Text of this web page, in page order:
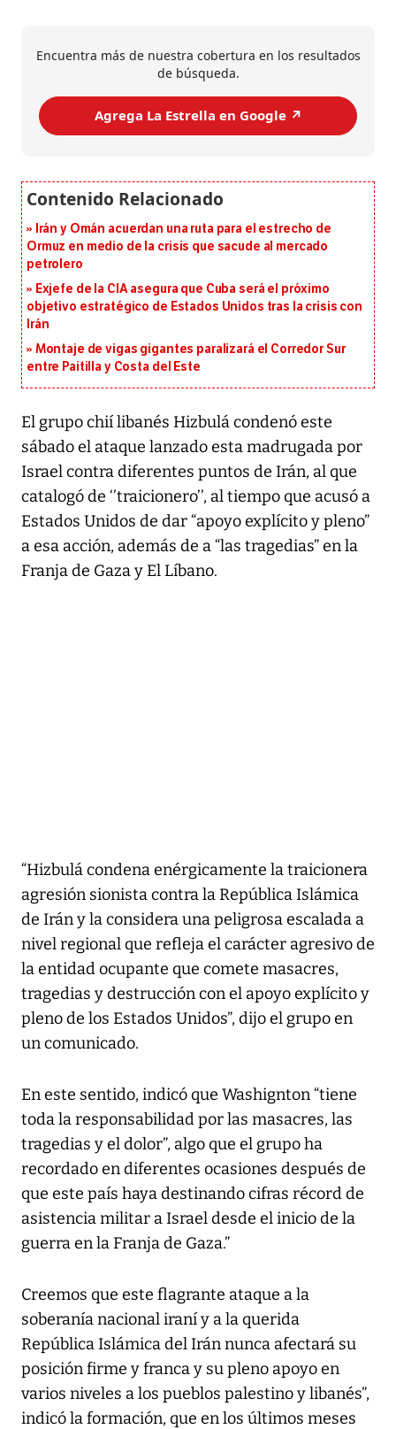
Encuentra más de nuestra cobertura en los resultados
de búsqueda.
Agrega La Estrella en Google ↗️
Irán y Omán acuerdan una ruta para el estrecho de
Ormuz en medio de la crisis que sacude al mercado
petrolero
Exjefe de la CIA asegura que Cuba será el próximo
objetivo estratégico de Estados Unidos tras la crisis con
Irán
Montaje de vigas gigantes paralizará el Corredor Sur
entre Paitilla y Costa del Este
El grupo chií libanés Hizbulá condenó este
sábado el ataque lanzado esta madrugada por
Israel contra diferentes puntos de Irán, al que
catalogó de ‘’traicionero’’, al tiempo que acusó a
Estados Unidos de dar “apoyo explícito y pleno”
a esa acción, además de a “las tragedias” en la
Franja de Gaza y El Líbano.
“Hizbulá condena enérgicamente la traicionera
agresión sionista contra la República Islámica
de Irán y la considera una peligrosa escalada a
nivel regional que refleja el carácter agresivo de
la entidad ocupante que comete masacres,
tragedias y destrucción con el apoyo explícito y
pleno de los Estados Unidos”, dijo el grupo en
un comunicado.
En este sentido, indicó que Washignton “tiene
toda la responsabilidad por las masacres, las
tragedias y el dolor”, algo que el grupo ha
recordado en diferentes ocasiones después de
que este país haya destinando cifras récord de
asistencia militar a Israel desde el inicio de la
guerra en la Franja de Gaza.”
Creemos que este flagrante ataque a la
soberanía nacional iraní y a la querida
República Islámica del Irán nunca afectará su
posición firme y franca y su pleno apoyo en
varios niveles a los pueblos palestino y libanés”,
indicó la formación, que en los últimos meses